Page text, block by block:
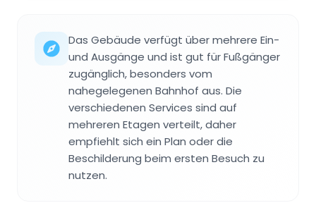
Das Gebäude verfügt über mehrere Ein-
und Ausgänge und ist gut für Fußgänger
zugänglich, besonders vom
nahegelegenen Bahnhof aus. Die
verschiedenen Services sind auf
mehreren Etagen verteilt, daher
empfiehlt sich ein Plan oder die
Beschilderung beim ersten Besuch zu
nutzen.